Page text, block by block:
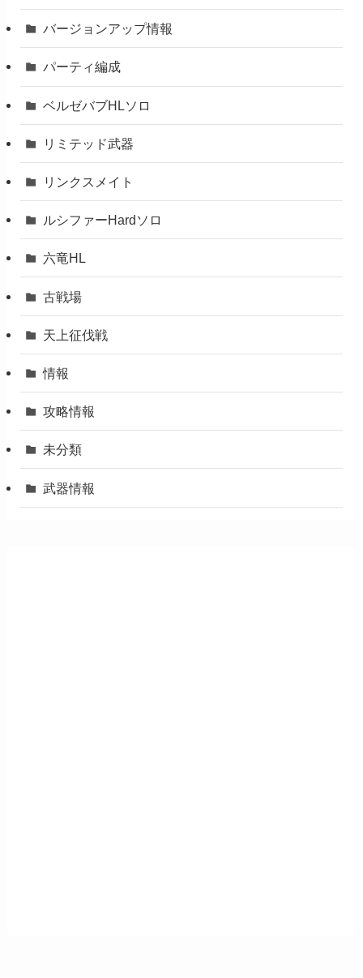
バージョンアップ情報
パーティ編成
ベルゼバブHLソロ
リミテッド武器
リンクスメイト
ルシファーHardソロ
六竜HL
古戦場
天上征伐戦
情報
攻略情報
未分類
武器情報